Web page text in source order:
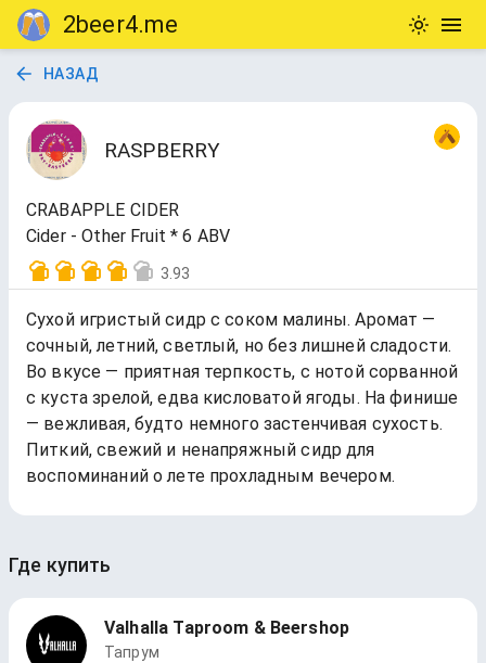
2beer4.me
НАЗАД
RASPBERRY
CRABAPPLE CIDER
Cider - Other Fruit * 6 ABV
3.93
Сухой игристый сидр с соком малины. Аромат —
сочный, летний, светлый, но без лишней сладости.
Во вкусе — приятная терпкость, с нотой сорванной
с куста зрелой, едва кисловатой ягоды. На финише
— вежливая, будто немного застенчивая сухость.
Питкий, свежий и ненапряжный сидр для
воспоминаний о лете прохладным вечером.
Где купить
Valhalla Taproom & Beershop
Тапрум